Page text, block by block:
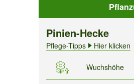
Pinien-Hecke
Pflege-Tipps Hier klicken
Wuchshöhe